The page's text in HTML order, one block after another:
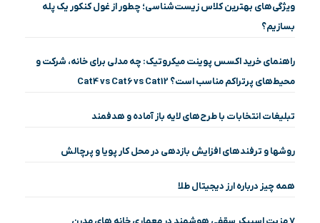
ویژگی‌های بهترین کلاس زیست‌شناسی؛ چطور از غول کنکور یک پله
بسازیم؟
راهنمای خرید اکسس پوینت میکروتیک: چه مدلی برای خانه، شرکت و
محیط‌های پرتراکم مناسب است؟ Cat4 vs Cat6 vs Cat12
تبلیغات انتخابات با طرح‌های لایه باز آماده و هدفمند
روشها و ترفندهای افزایش بازدهی در محل کار پویا و پرچالش
همه چیز درباره ارز دیجیتال طلا